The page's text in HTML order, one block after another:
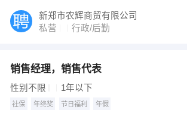
新郑市农辉商贸有限公司
私营
行政/后勤
销售经理，销售代表
性别不限 1年以下
社保 年终奖 节日福利 年假